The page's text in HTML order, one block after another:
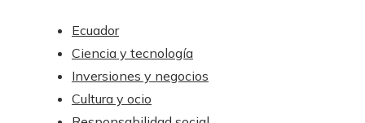
Ecuador
Ciencia y tecnología
Inversiones y negocios
Cultura y ocio